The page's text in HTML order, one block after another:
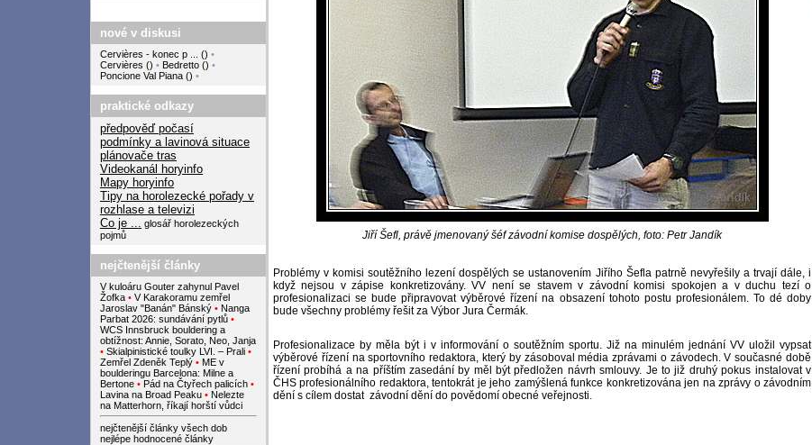
nové v diskusi
Cervières - konec p ... () •
Cervières () • Bedretto () •
Poncione Val Piana () •
praktické odkazy
předpověď počasí
podmínky a lavinová situace
plánovače tras
Videokanál horyinfo
Mapy horyinfo
Tipy na horolezecké pořady v
rozhlase a televizi
Co je ... glosář horolezeckých
pojmů
nejčtenější články
V kuloáru Gouter zahynul Pavel
Žofka • V Karakoramu zemřel
Jaroslav "Banán" Bánský • Nanga
Parbat 2026: sundávání pytlů •
WCS Innsbruck bouldering a
obtížnost: Annie, Sorato, Neo, Janja
• Skialpinistické toulky LVI. – Prali •
Zemřel Zdeněk Teplý • ME v
boulderingu Barcelona: Milne a
Bertone • Pád na Čtyřech palicích •
Lavina na Broad Peaku • Nelezte
na Matterhorn, říkají horští vůdci
nejčtenější články všech dob
nejlépe hodnocené články
Jiří Šefl, právě jmenovaný šéf závodní komise dospělých, foto: Petr Jandík
Problémy v komisi soutěžního lezení dospělých se ustanovením Jiřího Šefla patrně nevyřešily a trvají dále, i
když nejsou v zápise konkretizovány. VV není se stavem v závodní komisi spokojen a v duchu tezí o
profesionalizaci se bude připravovat výběrové řízení na obsazení tohoto postu profesionálem. To dé doby
bude všechny problémy řešit za Výbor Jura Čermák.
Profesionalizace by měla být i v informování o soutěžním sportu. Již na minulém jednání VV uložil vypsat
výběrové řízení na sportovního redaktora, který by zásoboval média zprávami o závodech. V současné době
řízení probíhá a na příštím zasedání by měl být předložen návrh smlouvy. Je to již druhý pokus instalovat v
ČHS profesionálního redaktora, tentokrát je jeho zamýšlená funkce konkretizována jen na zprávy o závodním
dění s cílem dostat závodní dění do povědomí obecné veřejnosti.